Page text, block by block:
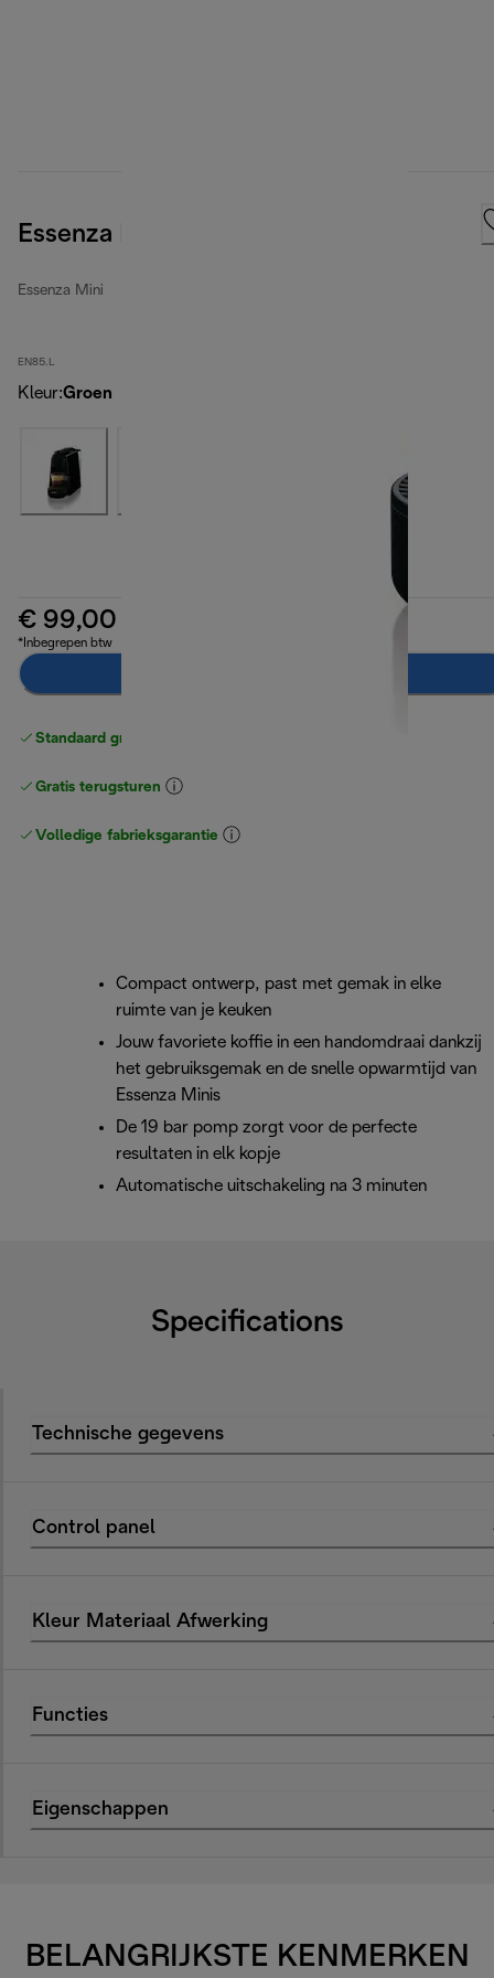
Essenza Mini, Green
Essenza Mini
EN85.L
Kleur:Groen
€ 99,00
*Inbegrepen btw
Standaard gratis verzending
Gratis terugsturen
Volledige fabrieksgarantie
Compact ontwerp, past met gemak in elke
ruimte van je keuken
Jouw favoriete koffie in een handomdraai dankzij
het gebruiksgemak en de snelle opwarmtijd van
Essenza Minis
De 19 bar pomp zorgt voor de perfecte
resultaten in elk kopje
Automatische uitschakeling na 3 minuten
Specifications
Technische gegevens
Control panel
Kleur Materiaal Afwerking
Functies
Eigenschappen
BELANGRIJKSTE KENMERKEN